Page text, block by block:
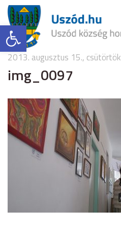
Eszköztár megnyitása
2013. augusztus 15., csütörtök
img_0097